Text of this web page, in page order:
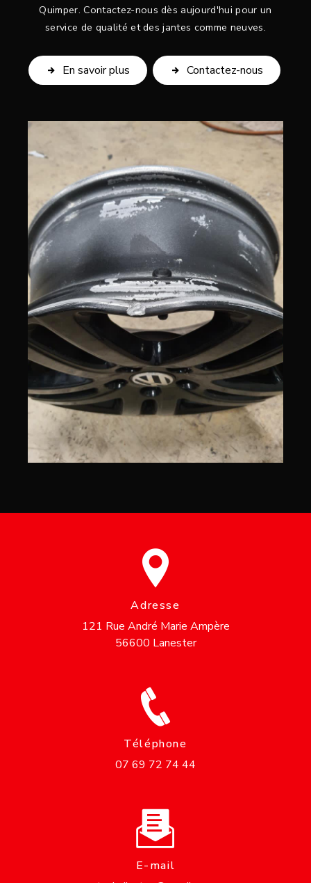
Quimper. Contactez-nous dès aujourd'hui pour un
service de qualité et des jantes comme neuves.
En savoir plus Contactez-nous
Adresse
121 Rue André Marie Ampère
56600 Lanester
Téléphone
07 69 72 74 44
E-mail